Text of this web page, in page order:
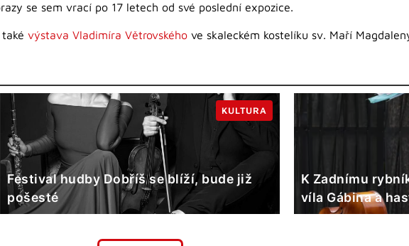
se sem vrací po 17 letech od své poslední expozice.
výstava Vladimíra Větrovského ve skaleckém kostelíku sv. Maří
Festival hudby Dobříš se blíží, bude již
pošesté
KULTURA
K Zadnímu
víla Gábina a